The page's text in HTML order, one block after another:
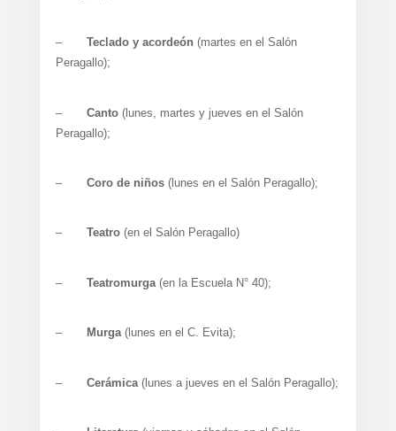
– Teclado y acordeón (martes en el Salón
Peragallo);
– Canto(lunes, martes y jueves en el Salón
Peragallo);
– Coro de niños(lunes en el Salón Peragallo);
– Teatro(en el Salón Peragallo)
– Teatromurga(en la Escuela N° 40);
– Murga(lunes en el C. Evita);
– Cerámica (lunes a jueves en el Salón Peragallo);